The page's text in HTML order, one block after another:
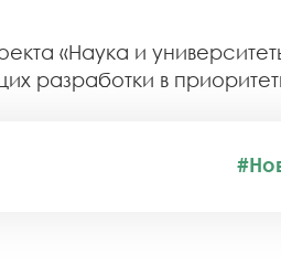
«Наука и
разработки в